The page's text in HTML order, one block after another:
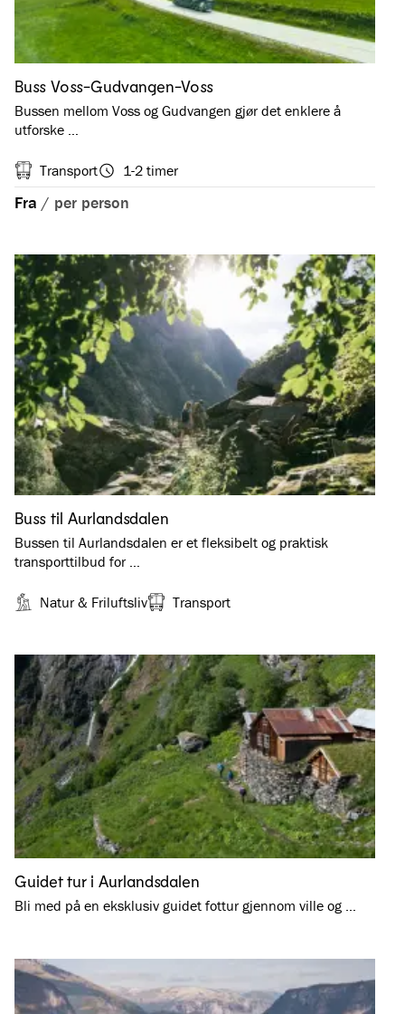
Buss Voss-Gudvangen-Voss
Bussen mellom Voss og Gudvangen gjør det enklere å
utforske …
Transport 1-2 timer
Fra / per person
Buss til Aurlandsdalen
Bussen til Aurlandsdalen er et fleksibelt og praktisk
transporttilbud for …
Natur & Friluftsliv Transport
Guidet tur i Aurlandsdalen
Bli med på en eksklusiv guidet fottur gjennom ville og …